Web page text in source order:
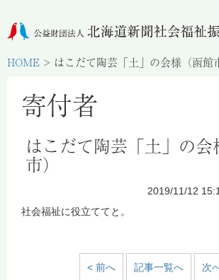
HOME > はこだて陶芸「土」の会様（函館
寄付者
はこだて陶芸「土」の会
市）
2019/11/12
社会福祉に役立ててと。
< 前へ 記事一覧へ 次